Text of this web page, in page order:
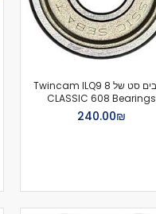
מסבים סט של 8 Twincam ILQ9
CLASSIC 608 Bearings
₪‏240.00